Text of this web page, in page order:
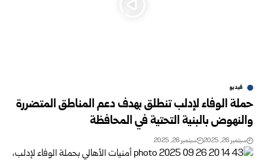
فيديو
حملة الوفاء لإدلب تنطلق بهدف دعم المناطق المتضررة
والنهوض بالبنية التحتية في المحافظة
سبتمبر 26, 2025 سبتمبر 26, 2025